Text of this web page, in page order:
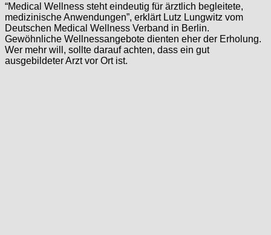
“Medical Wellness steht eindeutig für ärztlich begleitete,
medizinische Anwendungen”, erklärt Lutz Lungwitz vom
Deutschen Medical Wellness Verband in Berlin.
Gewöhnliche Wellnessangebote dienten eher der Erholung.
Wer mehr will, sollte darauf achten, dass ein gut
ausgebildeter Arzt vor Ort ist.